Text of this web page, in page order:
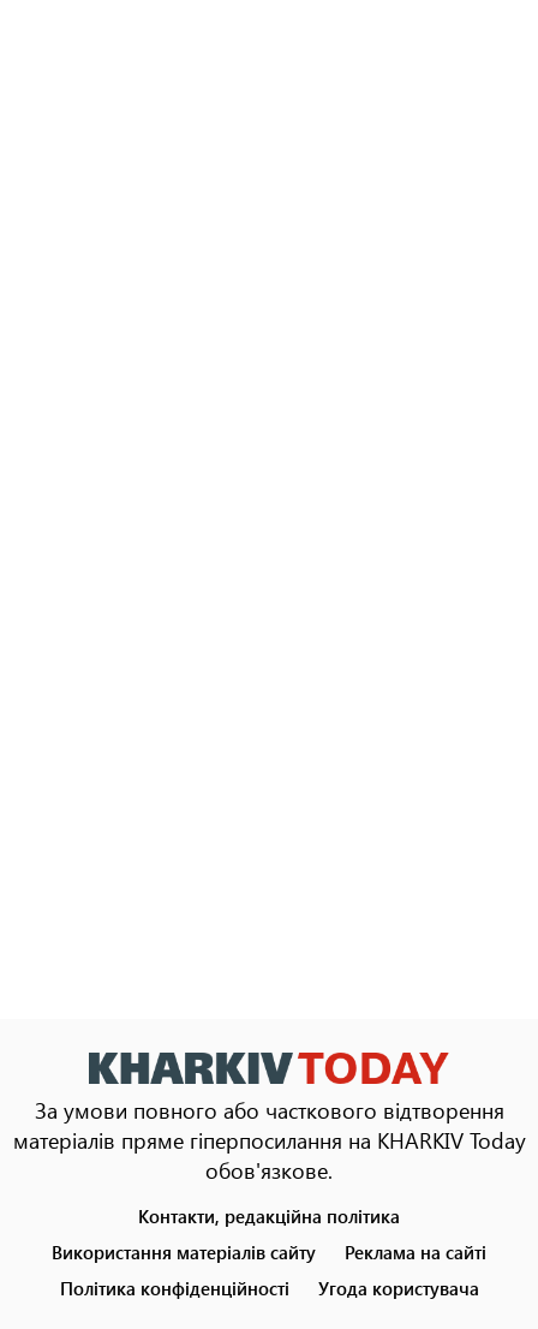
За умови повного або часткового відтворення
матеріалів пряме гіперпосилання на KHARKIV Today
обов'язкове.
menu
Контакти, редакційна політика
Використання матеріалів сайту
Реклама на сайті
Політика конфіденційності
Угода користувача